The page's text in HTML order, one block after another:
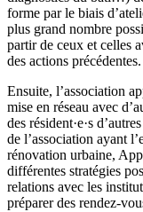
forme par le biais
plus grand nombre
partir de ceux et celles
des actions précédentes.
Ensuite, l’association
mise en réseau avec
des résident·e·s
de l’association ayant
rénovation urbaine,
différentes stratégies
relations avec les
préparer des rendez-